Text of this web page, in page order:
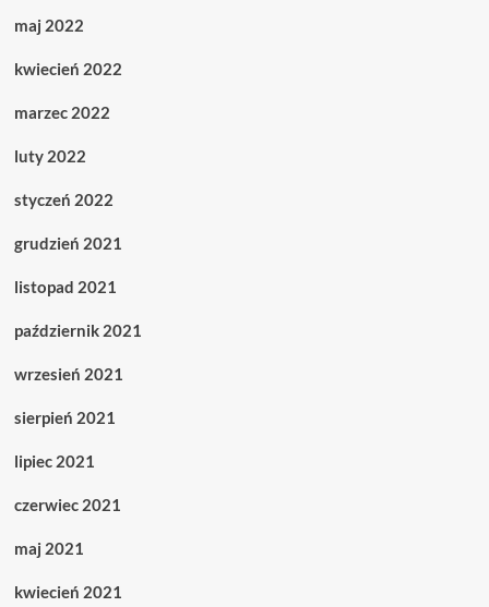
maj 2022
kwiecień 2022
marzec 2022
luty 2022
styczeń 2022
grudzień 2021
listopad 2021
październik 2021
wrzesień 2021
sierpień 2021
lipiec 2021
czerwiec 2021
maj 2021
kwiecień 2021